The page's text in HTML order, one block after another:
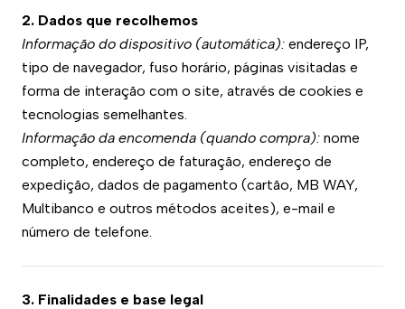
2. Dados que recolhemos
Informação do dispositivo (automática): endereço IP,
tipo de navegador, fuso horário, páginas visitadas e
forma de interação com o site, através de cookies e
tecnologias semelhantes.
Informação da encomenda (quando compra): nome
completo, endereço de faturação, endereço de
expedição, dados de pagamento (cartão, MB WAY,
Multibanco e outros métodos aceites), e-mail e
número de telefone.
3. Finalidades e base legal